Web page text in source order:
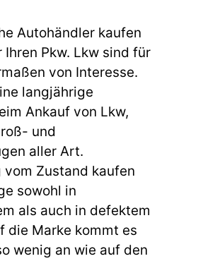
Autohändler kaufen
Pkw. Lkw sind für
von Interesse.
langjährige
Ankauf von Lkw,
und
aller Art.
vom Zustand kaufen
sowohl in
als auch in defektem
die Marke kommt es
wenig an wie auf den